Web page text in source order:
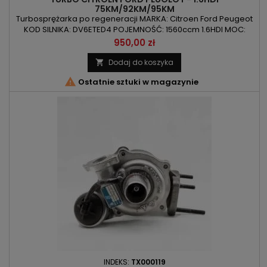
75KM/92KM/95KM
Turbosprężarka po regeneracji MARKA: Citroen Ford Peugeot
KOD SILNIKA: DV6ETED4 POJEMNOŚĆ: 1560ccm 1.6HDI MOC:
55kW/75KM / 68kW/92KM / 70kW/95KM ROK PRODUKCJI: Od
2008r
Cena
950,00 zł
 Dodaj do koszyka
 Ostatnie sztuki w magazynie
INDEKS: TX000119